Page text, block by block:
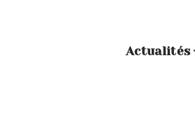
Actualités